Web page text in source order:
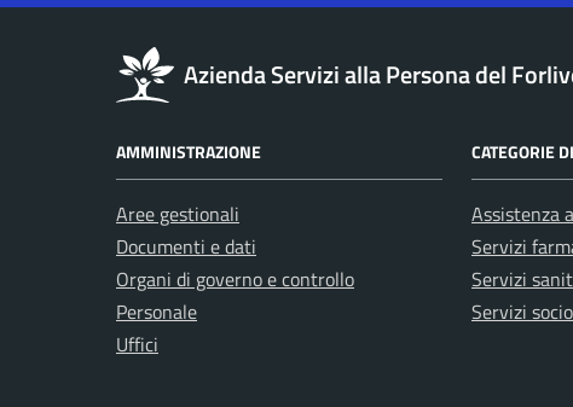
Azienda Servizi alla Persona del
AMMINISTRAZIONE
Aree gestionali
Documenti e dati
Organi di governo e controllo
Personale
Uffici
CATEGORIE
Assistenza
Servizi
Servizi
Servizi